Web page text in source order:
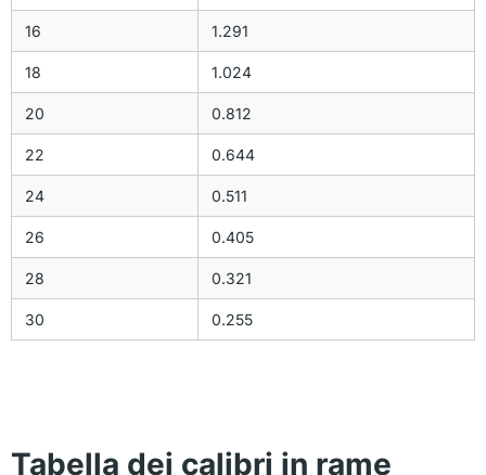
16 1.291
18 1.024
20 0.812
22 0.644
24 0.511
26 0.405
28 0.321
30 0.255
Tabella dei calibri in rame